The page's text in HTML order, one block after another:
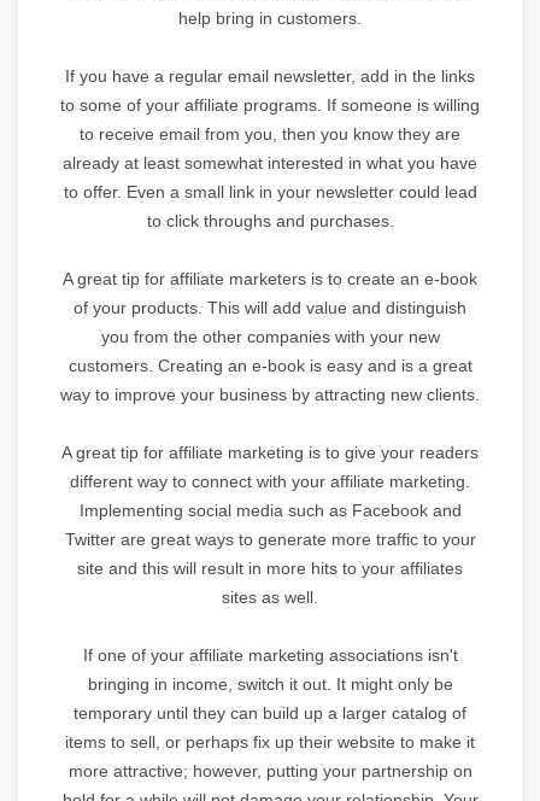
help bring in customers.
If you have a regular email newsletter, add in the links
to some of your affiliate programs. If someone is willing
to receive email from you, then you know they are
already at least somewhat interested in what you have
to offer. Even a small link in your newsletter could lead
to click throughs and purchases.
A great tip for affiliate marketers is to create an e-book
of your products. This will add value and distinguish
you from the other companies with your new
customers. Creating an e-book is easy and is a great
way to improve your business by attracting new clients.
A great tip for affiliate marketing is to give your readers
different way to connect with your affiliate marketing.
Implementing social media such as Facebook and
Twitter are great ways to generate more traffic to your
site and this will result in more hits to your affiliates
sites as well.
If one of your affiliate marketing associations isn't
bringing in income, switch it out. It might only be
temporary until they can build up a larger catalog of
items to sell, or perhaps fix up their website to make it
more attractive; however, putting your partnership on